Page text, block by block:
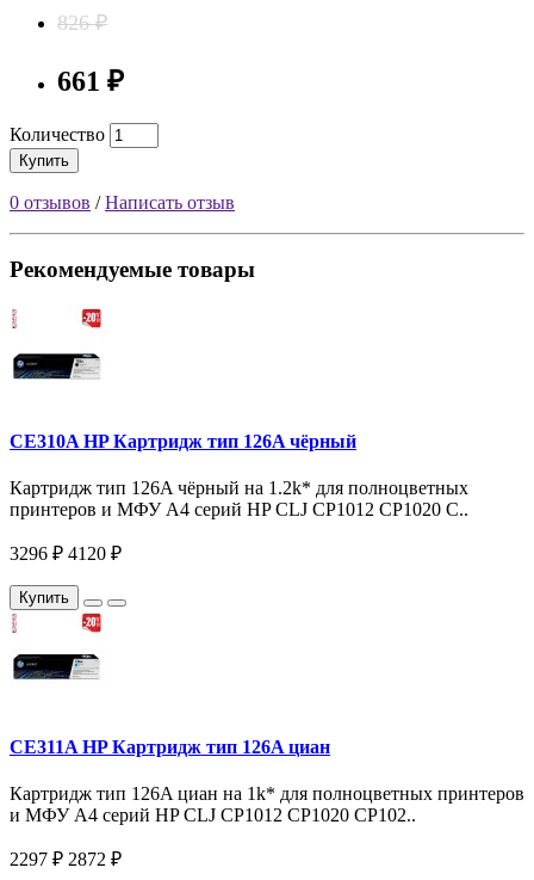
826 ₽
661 ₽
Количество
Купить
0 отзывов /Написать отзыв
Рекомендуемые товары
CE310A HP Картридж тип 126A чёрный
Картридж тип 126A чёрный на 1.2k* для полноцветных
принтеров и МФУ A4 серий HP CLJ CP1012 CP1020 C..
3296 ₽ 4120 ₽
Купить
CE311A HP Картридж тип 126A циан
Картридж тип 126A циан на 1k* для полноцветных принтеров
и МФУ A4 серий HP CLJ CP1012 CP1020 CP102..
2297 ₽ 2872 ₽